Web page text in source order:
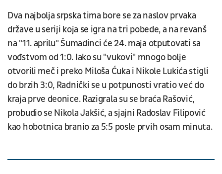
Dva najbolja srpska tima bore se za naslov prvaka
države u seriji koja se igra na tri pobede, a na revanš
na "11. aprilu" Šumadinci će 24. maja otputovati sa
vođstvom od 1:0. Iako su "vukovi" mnogo bolje
otvorili meč i preko Miloša Ćuka i Nikole Lukića stigli
do brzih 3:0, Radnički se u potpunosti vratio već do
kraja prve deonice. Razigrala su se braća Rašović,
probudio se Nikola Jakšić, a sjajni Radoslav Filipović
kao hobotnica branio za 5:5 posle prvih osam minuta.